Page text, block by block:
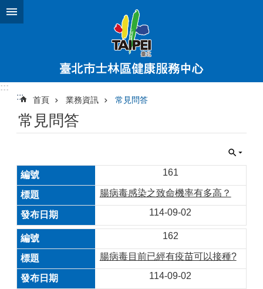
跳到主要內容區塊
:::
:::
首頁 業務資訊 常見問答
常見問答
161
腸病毒感染之致命機率有多高？
114-09-02
162
腸病毒目前已經有疫苗可以接種?
114-09-02